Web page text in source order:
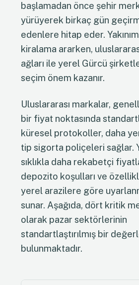
başlamadan önce şehir
yürüyerek birkaç gün
edenlere hitap eder.
kiralama ararken,
ağları ile yerel Gürcü
seçim önem kazanır.
Uluslararası markalar,
bir fiyat noktasında
küresel protokoller, daha
tip sigorta poliçeleri sağlar.
sıklıkla daha rekabetçi
depozito koşulları ve
yerel arazilere göre
sunar. Aşağıda, dört kritik
olarak pazar sektörlerinin
standartlaştırılmış bir
bulunmaktadır.